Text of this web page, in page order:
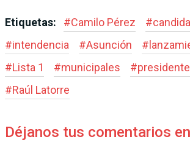
Etiquetas: #Camilo Pérez #
#intendencia #Asunción #
#Lista 1 #municipales #presidente
#Raúl Latorre
Déjanos tus comentarios